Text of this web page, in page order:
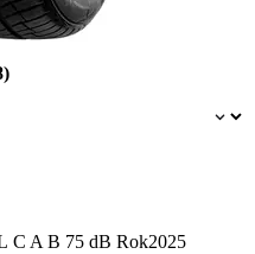
Etykieta:
C A B 75 dB Rok2025